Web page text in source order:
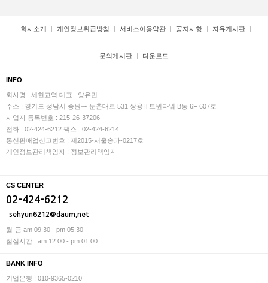
회사소개 개인정보취급방침 서비스이용약관 공지사항 자유게시판
문의게시판 다운로드
INFO
회사명 : 세현교역 대표 : 양유민
주소 : 경기도 성남시 중원구 둔춘대로 531 쌍용IT트윈타워 B동 6F 607호
사업자 등록번호 : 215-26-37206
전화 : 02-424-6212 팩스 : 02-424-6214
통신판매업신고번호 : 제2015-서울송파-0217호
개인정보관리책임자 : 정보관리책임자
CS CENTER
02-424-6212
sehyun6212@daum.net
월-금 am 09:30 - pm 05:30
점심시간 : am 12:00 - pm 01:00
BANK INFO
기업은행 : 010-9365-0210